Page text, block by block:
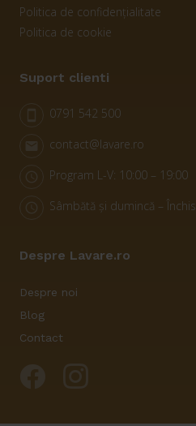
Politica de confidențialitate
Politica de cookie
Suport clienti
0791 542 500
contact@lavare.ro
Program L-V: 10:00 – 19:00
Sâmbătă și dumincă – Închis
Despre Lavare.ro
Despre noi
Blog
Contact